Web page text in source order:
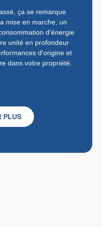
ça se remarque
mise en marche, un
d'énergie
unité en profondeur
d'origine et
dans votre propriété.
PLUS